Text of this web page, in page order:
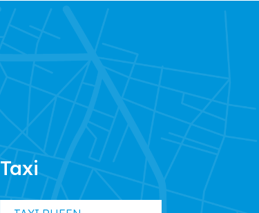
Taxi